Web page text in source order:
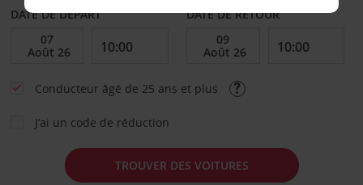
DATE DE DÉPART DATE DE RETOUR
Conducteur âgé de 25 ans et plus
J’ai un code de réduction
TROUVER DES VOITURES